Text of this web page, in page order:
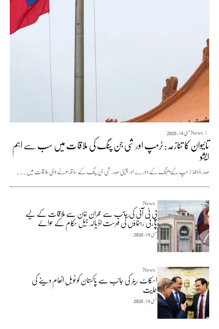
Newsمئی 14, 2026
تائیوان کا تنازعہ: ٹرمپ اور شی جن پنگ کی ملاقات میں سب سے اہم
ایشو
صدر ڈونلڈ ٹرمپ کے بیجنگ کے دورے اور چینی صدر شی جن پنگ کے ساتھ ہونے والی ملاقات میں...
News
پی ٹی آئی کی جانب سے عمران خان سے ملاقات کے لیے
پارٹی رہنماؤں کی فہرست اڈیالہ جیل حکام کے حوالے
مئی 14, 2026
News
اسکاٹ ریٹر کی جانب سے پاکستان کو نوبل انعام دینے کی
حمایت
مئی 14, 2026